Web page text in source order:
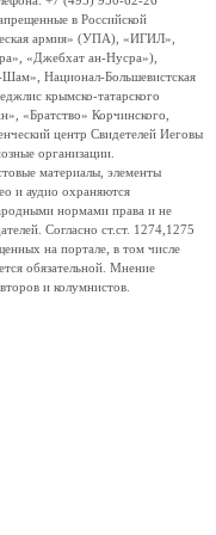
в Российской
армия» (УПА), «ИГИЛ»,
«Джебхат ан-Нусра»),
Национал-Большевистская
крымско-татарского
«Братство» Корчинского,
центр Свидетелей Иеговы
организации.
материалы, элементы
и аудио охраняются
нормами права и не
Согласно ст.ст. 1274,1275
на портале, в том числе
обязательной. Мнение
и колумнистов.